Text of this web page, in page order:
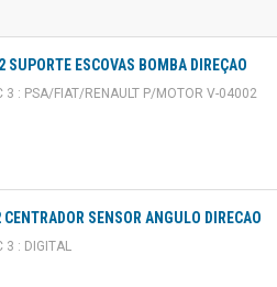
SUPORTE ESCOVAS BOMBA DIREÇAO
3 : PSA/FIAT/RENAULT P/MOTOR V-04002
SENSOR ANGULO DIRECAO
3 : DIGITAL